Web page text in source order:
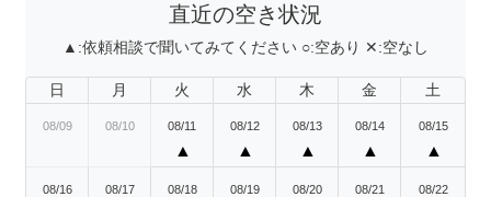
直近の空き状況
▲:依頼相談で聞いてみてください ○:空あり ✕:空なし
日 月 火 水 木 金 土
08/09 08/10 08/11
▲
08/12
▲
08/13
▲
08/14
▲
08/15
▲
08/16 08/17 08/18 08/19 08/20 08/21 08/22